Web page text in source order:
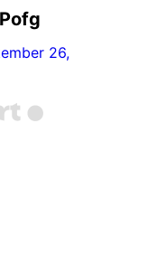
26,